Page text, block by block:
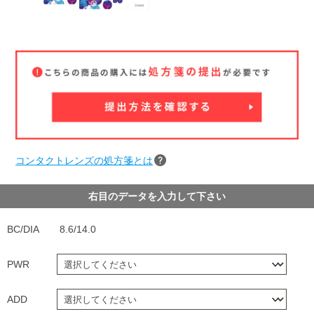
コンタクトレンズの処方箋とは
右目のデータを入力して下さい
BC/DIA 8.6/14.0
PWR
ADD